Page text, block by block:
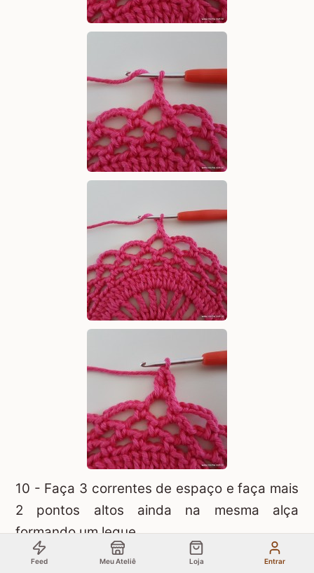
10 - Faça 3 correntes de espaço e faça mais
2 pontos altos ainda na mesma alça
formando um leque.
Feed Meu Ateliê Loja Entrar